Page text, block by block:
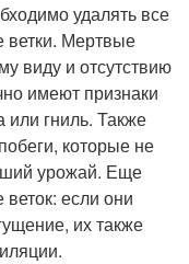
удалять все
Мертвые
виду и отсутствию
имеют признаки
или гниль. Также
которые не
урожай. Еще
если они
их также